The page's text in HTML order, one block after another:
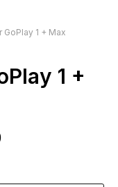
1 + Max
1 +